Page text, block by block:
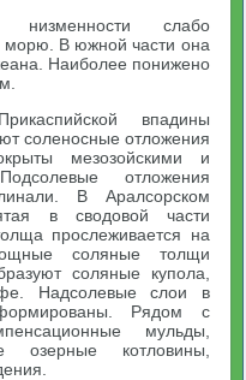
низменности слабо
морю. В южной части она
Наиболее понижено
впадины
соленосные отложения
мезозойскими и
отложения
В Аралсорском
в сводовой части
прослеживается на
соляные толщи
соляные купола,
Надсолевые слои в
Рядом с
мульды,
котловины,